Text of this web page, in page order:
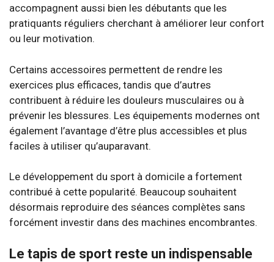
accompagnent aussi bien les débutants que les
pratiquants réguliers cherchant à améliorer leur confort
ou leur motivation.
Certains accessoires permettent de rendre les
exercices plus efficaces, tandis que d’autres
contribuent à réduire les douleurs musculaires ou à
prévenir les blessures. Les équipements modernes ont
également l’avantage d’être plus accessibles et plus
faciles à utiliser qu’auparavant.
Le développement du sport à domicile a fortement
contribué à cette popularité. Beaucoup souhaitent
désormais reproduire des séances complètes sans
forcément investir dans des machines encombrantes.
Le tapis de sport reste un indispensable